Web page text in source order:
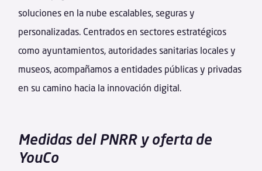
soluciones en la nube escalables, seguras y
personalizadas. Centrados en sectores estratégicos
como ayuntamientos, autoridades sanitarias locales y
museos, acompañamos a entidades públicas y privadas
en su camino hacia la innovación digital.
Medidas del PNRR y oferta de
YouCo